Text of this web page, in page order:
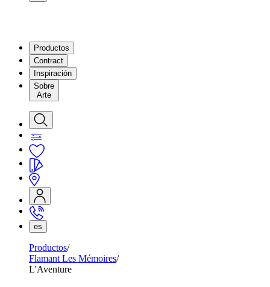
Productos
Contract
Inspiración
Sobre
Arte
es
Productos
Flamant Les Mémoires
L'Aventure